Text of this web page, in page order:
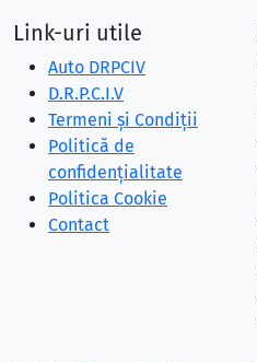
Link-uri utile
Auto DRPCIV
D.R.P.C.I.V
Termeni și Condiții
Politică de
confidențialitate
Politica Cookie
Contact